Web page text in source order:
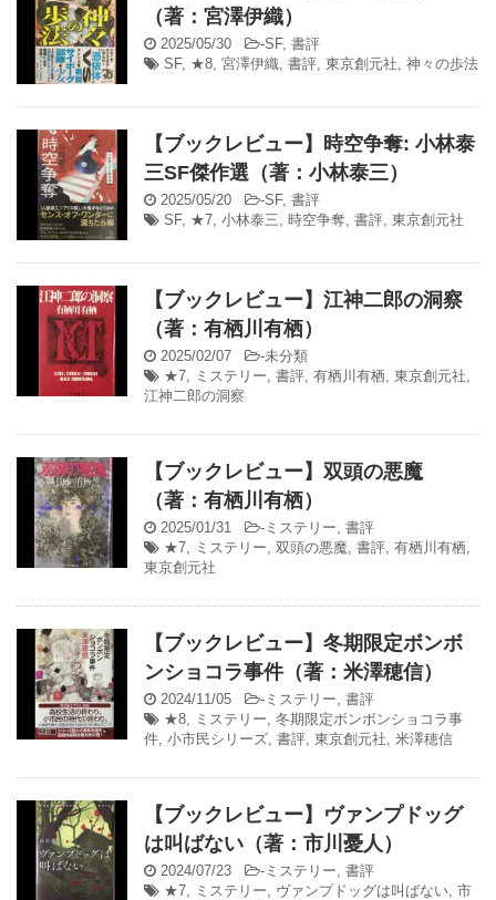
（著：宮澤伊織）
2025/05/30 -SF, 書評
SF, ★8, 宮澤伊織, 書評, 東京創元社, 神々の歩法
【ブックレビュー】時空争奪: 小林泰
三SF傑作選（著：小林泰三）
2025/05/20 -SF, 書評
SF, ★7, 小林泰三, 時空争奪, 書評, 東京創元社
【ブックレビュー】江神二郎の洞察
（著：有栖川有栖）
2025/02/07 -未分類
★7, ミステリー, 書評, 有栖川有栖, 東京創元社,
江神二郎の洞察
【ブックレビュー】双頭の悪魔
（著：有栖川有栖）
2025/01/31 - ミステリー, 書評
★7, ミステリー, 双頭の悪魔, 書評, 有栖川有栖,
東京創元社
【ブックレビュー】冬期限定ボンボ
ンショコラ事件（著：米澤穂信）
2024/11/05 - ミステリー, 書評
★8, ミステリー, 冬期限定ボンボンショコラ事
件, 小市民シリーズ, 書評, 東京創元社, 米澤穂信
【ブックレビュー】ヴァンプドッグ
は叫ばない（著：市川憂人）
2024/07/23 - ミステリー, 書評
★7, ミステリー, ヴァンプドッグは叫ばない, 市